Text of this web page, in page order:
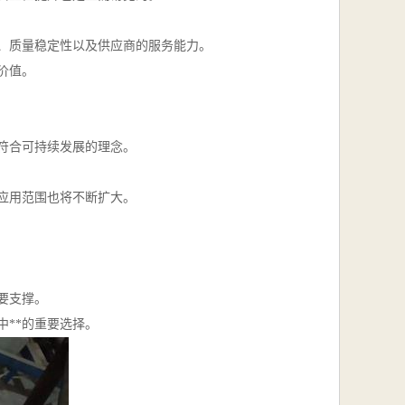
量稳定性以及供应商的服务能力。
值。
可持续发展的理念。
范围也将不断扩大。
支撑。
**的重要选择。